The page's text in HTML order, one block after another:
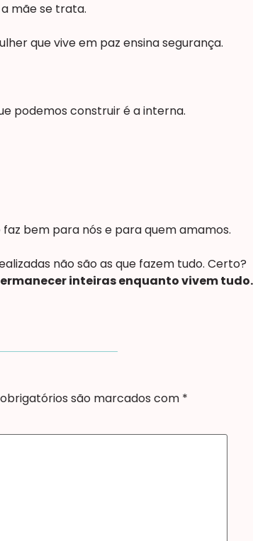
mãe se trata.
que vive em paz ensina segurança.
podemos construir é a interna.
bem para nós e para quem amamos.
não são as que fazem tudo. Certo?
inteiras enquanto vivem tudo.
são marcados com *